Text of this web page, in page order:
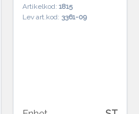
Artikelkod: 1815
Lev art.kod: 3361-09